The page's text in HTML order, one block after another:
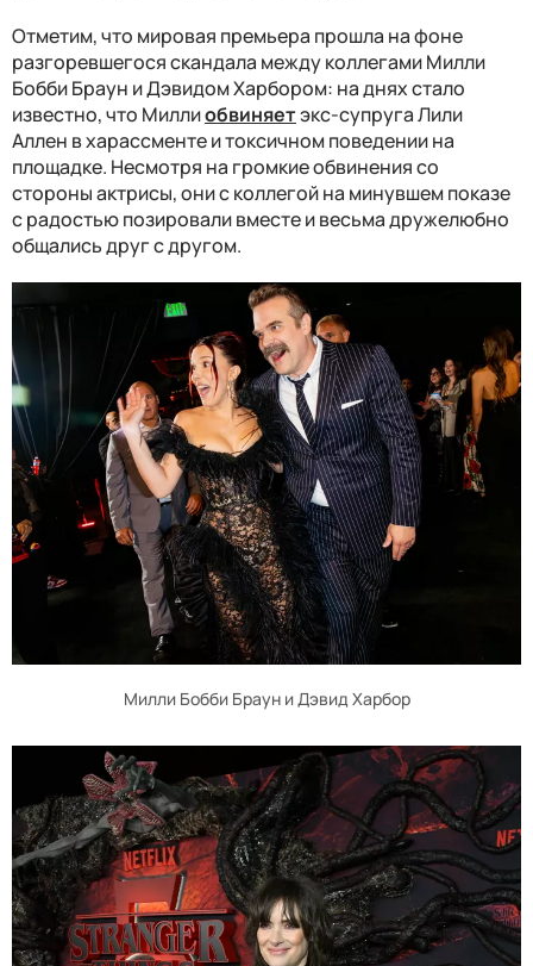
Отметим, что мировая премьера прошла на фоне
разгоревшегося скандала между коллегами Милли
Бобби Браун и Дэвидом Харбором: на днях стало
известно, что Миллиобвиняетэкс-супруга Лили
Аллен в харассменте и токсичном поведении на
площадке. Несмотря на громкие обвинения со
стороны актрисы, они с коллегой на минувшем показе
с радостью позировали вместе и весьма дружелюбно
общались друг с другом.
Милли Бобби Браун и Дэвид Харбор